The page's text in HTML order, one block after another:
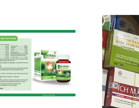
Xem nhanh Mua hàng